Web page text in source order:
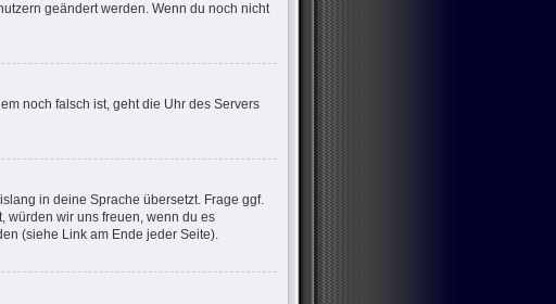
geändert werden. Wenn du noch nicht
noch falsch ist, geht die Uhr des Servers
in deine Sprache übersetzt. Frage ggf.
würden wir uns freuen, wenn du es
(siehe Link am Ende jeder Seite).